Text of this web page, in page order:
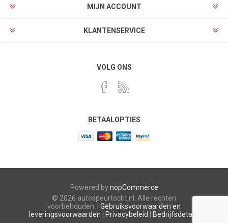
MIJN ACCOUNT
KLANTENSERVICE
VOLG ONS
BETAALOPTIES
Powered bynopCommerce
© 2026 autospeurtocht.nl. Alle rechten
voorbehouden. | Gebruiksvoorwaarden en
leveringsvoorwaarden
Privacybeleid Bedrijfsdetails